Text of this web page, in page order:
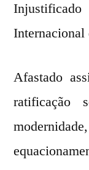
Internacional
Afastado
ratificação